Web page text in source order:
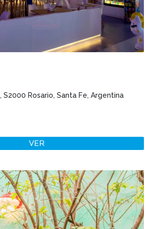
S2000 Rosario, Santa Fe, Argentina
VER